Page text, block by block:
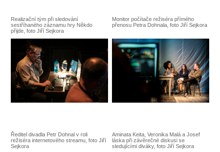
Realizační tým při sledování
sestříhaného záznamu hry Někdo
přijde, foto Jiří Sejkora
Monitor počítače režiséra přímého
přenosu Petra Dohnala, foto Jiří Sejkora
Ředitel divadla Petr Dohnal v roli
režiséra internetového streamu, foto Jiří
Sejkora
Aminata Keita, Veronika Malá a Josef
láska při závěrečné diskusi se
sledujícími diváky, foto Jiří Sejkora